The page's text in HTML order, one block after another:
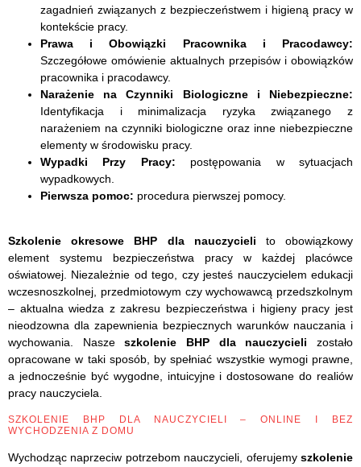
zagadnień związanych z bezpieczeństwem i higieną pracy w
kontekście pracy.
Prawa i Obowiązki Pracownika i Pracodawcy:
Szczegółowe omówienie aktualnych przepisów i obowiązków
pracownika i pracodawcy.
Narażenie na Czynniki Biologiczne i Niebezpieczne:
Identyfikacja i minimalizacja ryzyka związanego z
narażeniem na czynniki biologiczne oraz inne niebezpieczne
elementy w środowisku pracy.
Wypadki Przy Pracy: postępowania w sytuacjach
wypadkowych.
Pierwsza pomoc: procedura pierwszej pomocy.
Szkolenie okresowe BHP dla nauczycieli to obowiązkowy
element systemu bezpieczeństwa pracy w każdej placówce
oświatowej. Niezależnie od tego, czy jesteś nauczycielem edukacji
wczesnoszkolnej, przedmiotowym czy wychowawcą przedszkolnym
– aktualna wiedza z zakresu bezpieczeństwa i higieny pracy jest
nieodzowna dla zapewnienia bezpiecznych warunków nauczania i
wychowania. Naszeszkolenie BHP dla nauczycieli zostało
opracowane w taki sposób, by spełniać wszystkie wymogi prawne,
a jednocześnie być wygodne, intuicyjne i dostosowane do realiów
pracy nauczyciela.
SZKOLENIE BHP DLA NAUCZYCIELI – ONLINE I BEZ
WYCHODZENIA Z DOMU
Wychodząc naprzeciw potrzebom nauczycieli, oferujemy szkolenie